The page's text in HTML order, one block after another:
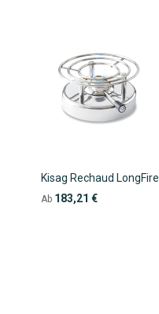
Kisag Rechaud LongFire
Ab 183,21 €